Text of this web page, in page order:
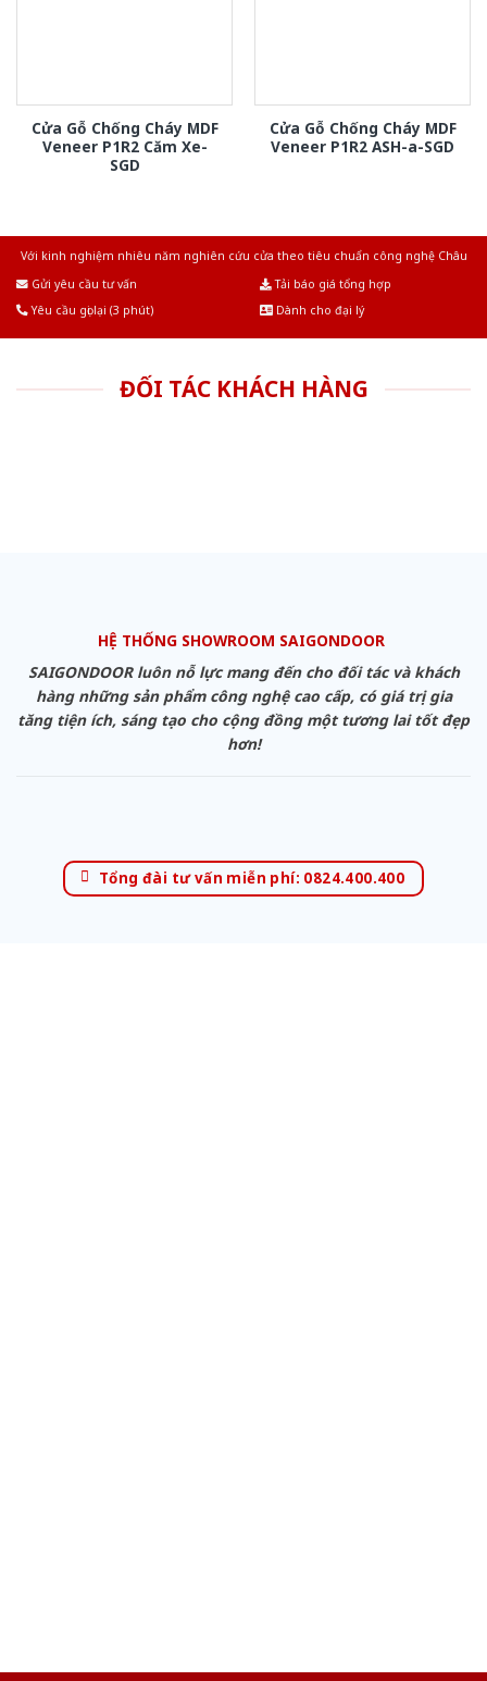
Cửa Gỗ Chống Cháy MDF
Veneer P1R2 Căm Xe-
SGD
Cửa Gỗ Chống Cháy MDF
Veneer P1R2 ASH-a-SGD
Với kinh nghiệm nhiêu năm nghiên cứu cửa theo tiêu chuẩn công nghệ Châu
Gửi yêu cầu tư vấn
Tải báo giá tổng hợp
Yêu cầu gọi lại (3 phút)
Dành cho đại lý
ĐỐI TÁC KHÁCH HÀNG
HỆ THỐNG SHOWROOM SAIGONDOOR
SAIGONDOOR luôn nỗ lực mang đến cho đối tác và khách
hàng những sản phẩm công nghệ cao cấp, có giá trị gia
tăng tiện ích, sáng tạo cho cộng đồng một tương lai tốt đẹp
hơn!
Tổng đài tư vấn miễn phí: 0824.400.400